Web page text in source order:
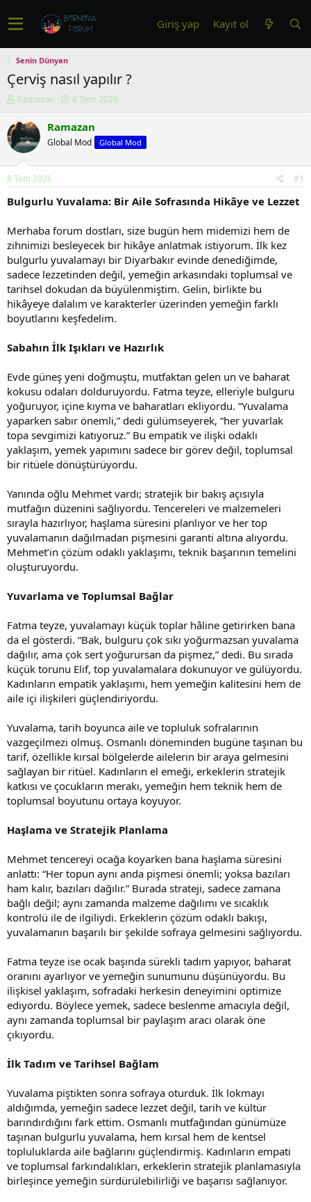
Giriş yap Kayıt ol
Senin Dünyan
Çerviş nasıl yapılır ?
K
n
u
y
b
a
ş
t
a
n
Ramazan
B
ş
a
ç
r
i
h
i
8 Tem 2026
Ramazan
Global Mod Global Mod
8 Tem 2026 #1
Bulgurlu Yuvalama: Bir Aile Sofrasında Hikâye ve Lezzet
Merhaba forum dostları, size bugün hem midemizi hem de
zihnimizi besleyecek bir hikâye anlatmak istiyorum. İlk kez
bulgurlu yuvalamayı bir Diyarbakır evinde denediğimde,
sadece lezzetinden değil, yemeğin arkasındaki toplumsal ve
tarihsel dokudan da büyülenmiştim. Gelin, birlikte bu
hikâyeye dalalım ve karakterler üzerinden yemeğin farklı
boyutlarını keşfedelim.
Sabahın İlk Işıkları ve Hazırlık
Evde güneş yeni doğmuştu, mutfaktan gelen un ve baharat
kokusu odaları dolduruyordu. Fatma teyze, elleriyle bulguru
yoğuruyor, içine kıyma ve baharatları ekliyordu. “Yuvalama
yaparken sabır önemli,” dedi gülümseyerek, “her yuvarlak
topa sevgimizi katıyoruz.” Bu empatik ve ilişki odaklı
yaklaşım, yemek yapımını sadece bir görev değil, toplumsal
bir ritüele dönüştürüyordu.
Yanında oğlu Mehmet vardı; stratejik bir bakış açısıyla
mutfağın düzenini sağlıyordu. Tencereleri ve malzemeleri
sırayla hazırlıyor, haşlama süresini planlıyor ve her top
yuvalamanın dağılmadan pişmesini garanti altına alıyordu.
Mehmet’in çözüm odaklı yaklaşımı, teknik başarının temelini
oluşturuyordu.
Yuvarlama ve Toplumsal Bağlar
Fatma teyze, yuvalamayı küçük toplar hâline getirirken bana
da el gösterdi. “Bak, bulguru çok sıkı yoğurmazsan yuvalama
dağılır, ama çok sert yoğurursan da pişmez,” dedi. Bu sırada
küçük torunu Elif, top yuvalamalara dokunuyor ve gülüyordu.
Kadınların empatik yaklaşımı, hem yemeğin kalitesini hem de
aile içi ilişkileri güçlendiriyordu.
Yuvalama, tarih boyunca aile ve topluluk sofralarının
vazgeçilmezi olmuş. Osmanlı döneminden bugüne taşınan bu
tarif, özellikle kırsal bölgelerde ailelerin bir araya gelmesini
sağlayan bir ritüel. Kadınların el emeği, erkeklerin stratejik
katkısı ve çocukların merakı, yemeğin hem teknik hem de
toplumsal boyutunu ortaya koyuyor.
Haşlama ve Stratejik Planlama
Mehmet tencereyi ocağa koyarken bana haşlama süresini
anlattı: “Her topun aynı anda pişmesi önemli; yoksa bazıları
ham kalır, bazıları dağılır.” Burada strateji, sadece zamana
bağlı değil; aynı zamanda malzeme dağılımı ve sıcaklık
kontrolü ile de ilgiliydi. Erkeklerin çözüm odaklı bakışı,
yuvalamanın başarılı bir şekilde sofraya gelmesini sağlıyordu.
Fatma teyze ise ocak başında sürekli tadım yapıyor, baharat
oranını ayarlıyor ve yemeğin sunumunu düşünüyordu. Bu
ilişkisel yaklaşım, sofradaki herkesin deneyimini optimize
ediyordu. Böylece yemek, sadece beslenme amacıyla değil,
aynı zamanda toplumsal bir paylaşım aracı olarak öne
çıkıyordu.
İlk Tadım ve Tarihsel Bağlam
Yuvalama piştikten sonra sofraya oturduk. İlk lokmayı
aldığımda, yemeğin sadece lezzet değil, tarih ve kültür
barındırdığını fark ettim. Osmanlı mutfağından günümüze
taşınan bulgurlu yuvalama, hem kırsal hem de kentsel
topluluklarda aile bağlarını güçlendirmiş. Kadınların empati
ve toplumsal farkındalıkları, erkeklerin stratejik planlamasıyla
birleşince yemeğin sürdürülebilirliği ve başarısı sağlanıyor.